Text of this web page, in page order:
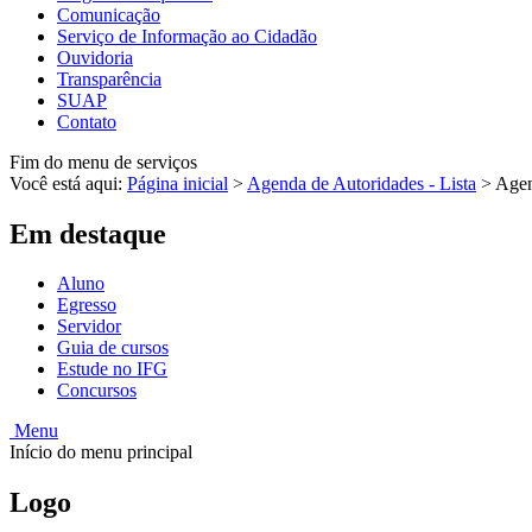
Comunicação
Serviço de Informação ao Cidadão
Ouvidoria
Transparência
SUAP
Contato
Fim do menu de serviços
Você está aqui: Página inicial > Agenda de Autoridades - Lista >
Em destaque
Aluno
Egresso
Servidor
Guia de cursos
Estude no IFG
Concursos
Menu
Início do menu principal
Logo